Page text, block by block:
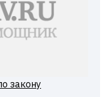
закону